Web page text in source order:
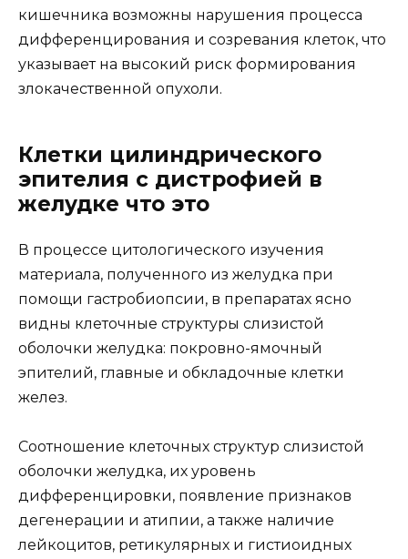
кишечника возможны нарушения процесса
дифференцирования и созревания клеток, что
указывает на высокий риск формирования
злокачественной опухоли.
Клетки цилиндрического
эпителия с дистрофией в
желудке что это
В процессе цитологического изучения
материала, полученного из желудка при
помощи гастробиопсии, в препаратах ясно
видны клеточные структуры слизистой
оболочки желудка: покровно-ямочный
эпителий, главные и обкладочные клетки
желез.
Соотношение клеточных структур слизистой
оболочки желудка, их уровень
дифференцировки, появление признаков
дегенерации и атипии, а также наличие
лейкоцитов, ретикулярных и гистиоидных